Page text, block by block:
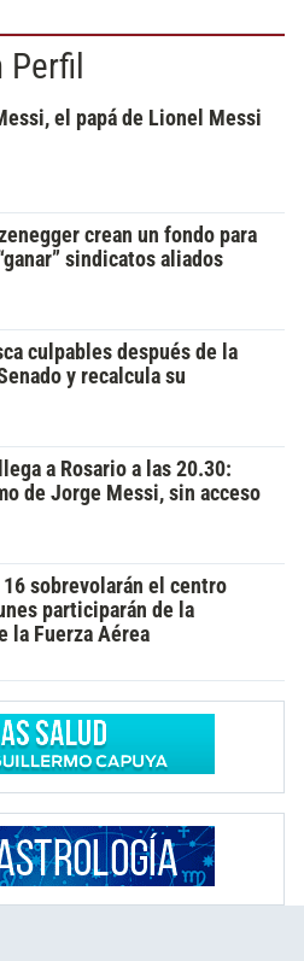
Perfil
el papá de Lionel Messi
crean un fondo para
sindicatos aliados
culpables después de la
y recalcula su
a Rosario a las 20.30:
de Jorge Messi, sin acceso
16 sobrevolarán el centro
participarán de la
la Fuerza Aérea